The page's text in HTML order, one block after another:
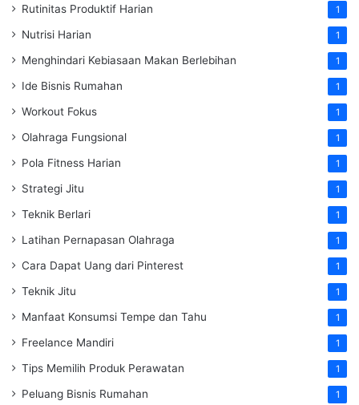
Rutinitas Produktif Harian 1
Nutrisi Harian 1
Menghindari Kebiasaan Makan Berlebihan 1
Ide Bisnis Rumahan 1
Workout Fokus 1
Olahraga Fungsional 1
Pola Fitness Harian 1
Strategi Jitu 1
Teknik Berlari 1
Latihan Pernapasan Olahraga 1
Cara Dapat Uang dari Pinterest 1
Teknik Jitu 1
Manfaat Konsumsi Tempe dan Tahu 1
Freelance Mandiri 1
Tips Memilih Produk Perawatan 1
Peluang Bisnis Rumahan 1